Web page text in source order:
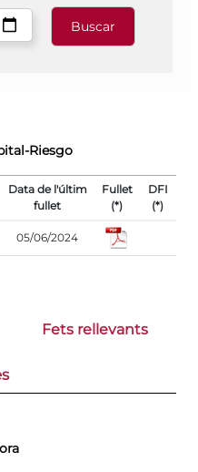
Riesgo
Data de l'últim
fullet
Fullet
(*)
DFI
(*)
05/06/2024
Fets rellevants